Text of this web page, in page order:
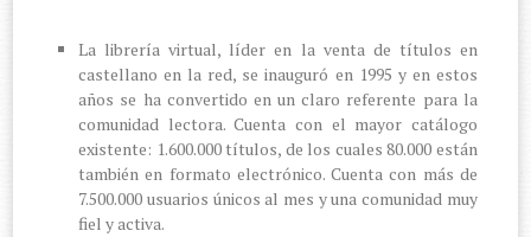
La librería virtual, líder en la venta de títulos en
castellano en la red, se inauguró en 1995 y en estos
años se ha convertido en un claro referente para la
comunidad lectora. Cuenta con el mayor catálogo
existente: 1.600.000 títulos, de los cuales 80.000 están
también en formato electrónico. Cuenta con más de
7.500.000 usuarios únicos al mes y una comunidad muy
fiel y activa.